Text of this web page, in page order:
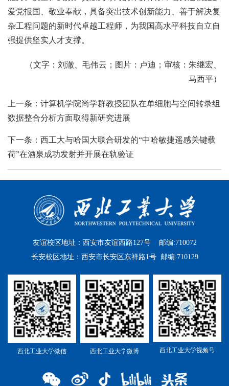
爱党报国、敬业奉献，具备突出技术创新能力、善于解决复
杂工程问题的新时代卓越工程师，为我国高水平科技自立自
强提供坚实人才支撑。
（文字：刘澈、毛伟云；图片：卢迪；审核：朱继宏、
马西平）
上一条：计算机学院尚学群教授团队在单细胞与空间转录组
数据整合分析方面取得新研究进展
下一条：西工大与哈国大联合研发的“中哈敏捷遥感关键载
荷”在酒泉成功发射并开展在轨验证
友谊校区地址：西安市友谊西路127号 邮编:710072
长安校区地址：西安市长安区东祥路1号 邮编:710129
西北工业大学微信 西北工业大学微博 西北工业大学视频号